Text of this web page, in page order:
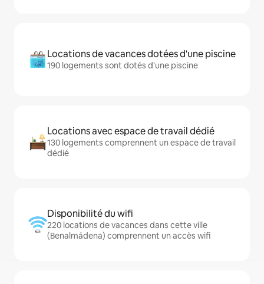
Locations de vacances dotées d'une piscine
190 logements sont dotés d'une piscine
Locations avec espace de travail dédié
130 logements comprennent un espace de travail
dédié
Disponibilité du wifi
220 locations de vacances dans cette ville
(Benalmádena) comprennent un accès wifi